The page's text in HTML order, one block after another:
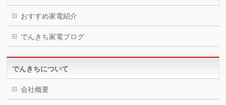
おすすめ家電紹介
でんきち家電ブログ
でんきちについて
会社概要